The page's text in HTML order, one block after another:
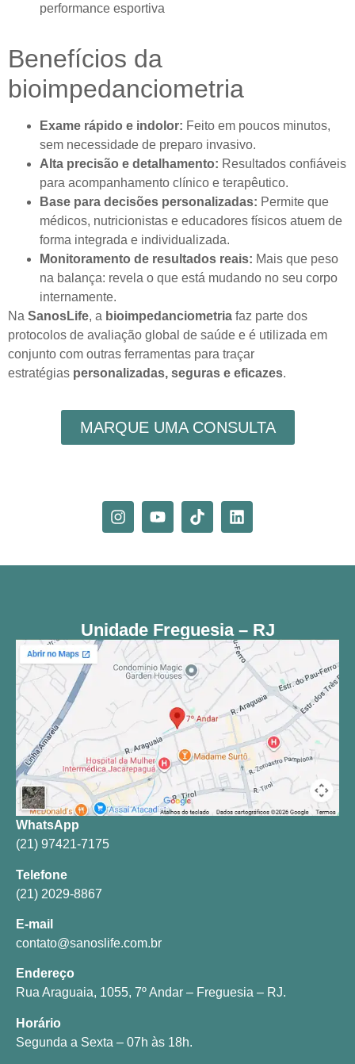
performance esportiva
Benefícios da
bioimpedanciometria
Exame rápido e indolor: Feito em poucos minutos,
sem necessidade de preparo invasivo.
Alta precisão e detalhamento: Resultados confiáveis
para acompanhamento clínico e terapêutico.
Base para decisões personalizadas: Permite que
médicos, nutricionistas e educadores físicos atuem de
forma integrada e individualizada.
Monitoramento de resultados reais: Mais que peso
na balança: revela o que está mudando no seu corpo
internamente.
Na SanosLife, a bioimpedanciometria faz parte dos
protocolos de avaliação global de saúde e é utilizada em
conjunto com outras ferramentas para traçar
estratégias personalizadas, seguras e eficazes.
MARQUE UMA CONSULTA
Unidade Freguesia – RJ
WhatsApp
(21) 97421-7175
Telefone
(21) 2029-8867
E-mail
contato@sanoslife.com.br
Endereço
Rua Araguaia, 1055, 7º Andar – Freguesia – RJ.
Horário
Segunda a Sexta – 07h às 18h.